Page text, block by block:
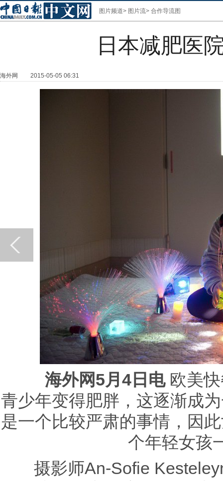
图片频道> 图片流> 合作导流图
日本减肥医
海外网 2015-05-05 06:31
海外网5月4日电欧美快
青少年变得肥胖，这逐渐成
是一个比较严肃的事情，因
个年轻女孩
摄影师An-Sofie